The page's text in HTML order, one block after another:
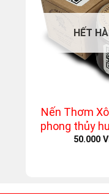
HẾT
Nến Thơm
phong thủy
50.000